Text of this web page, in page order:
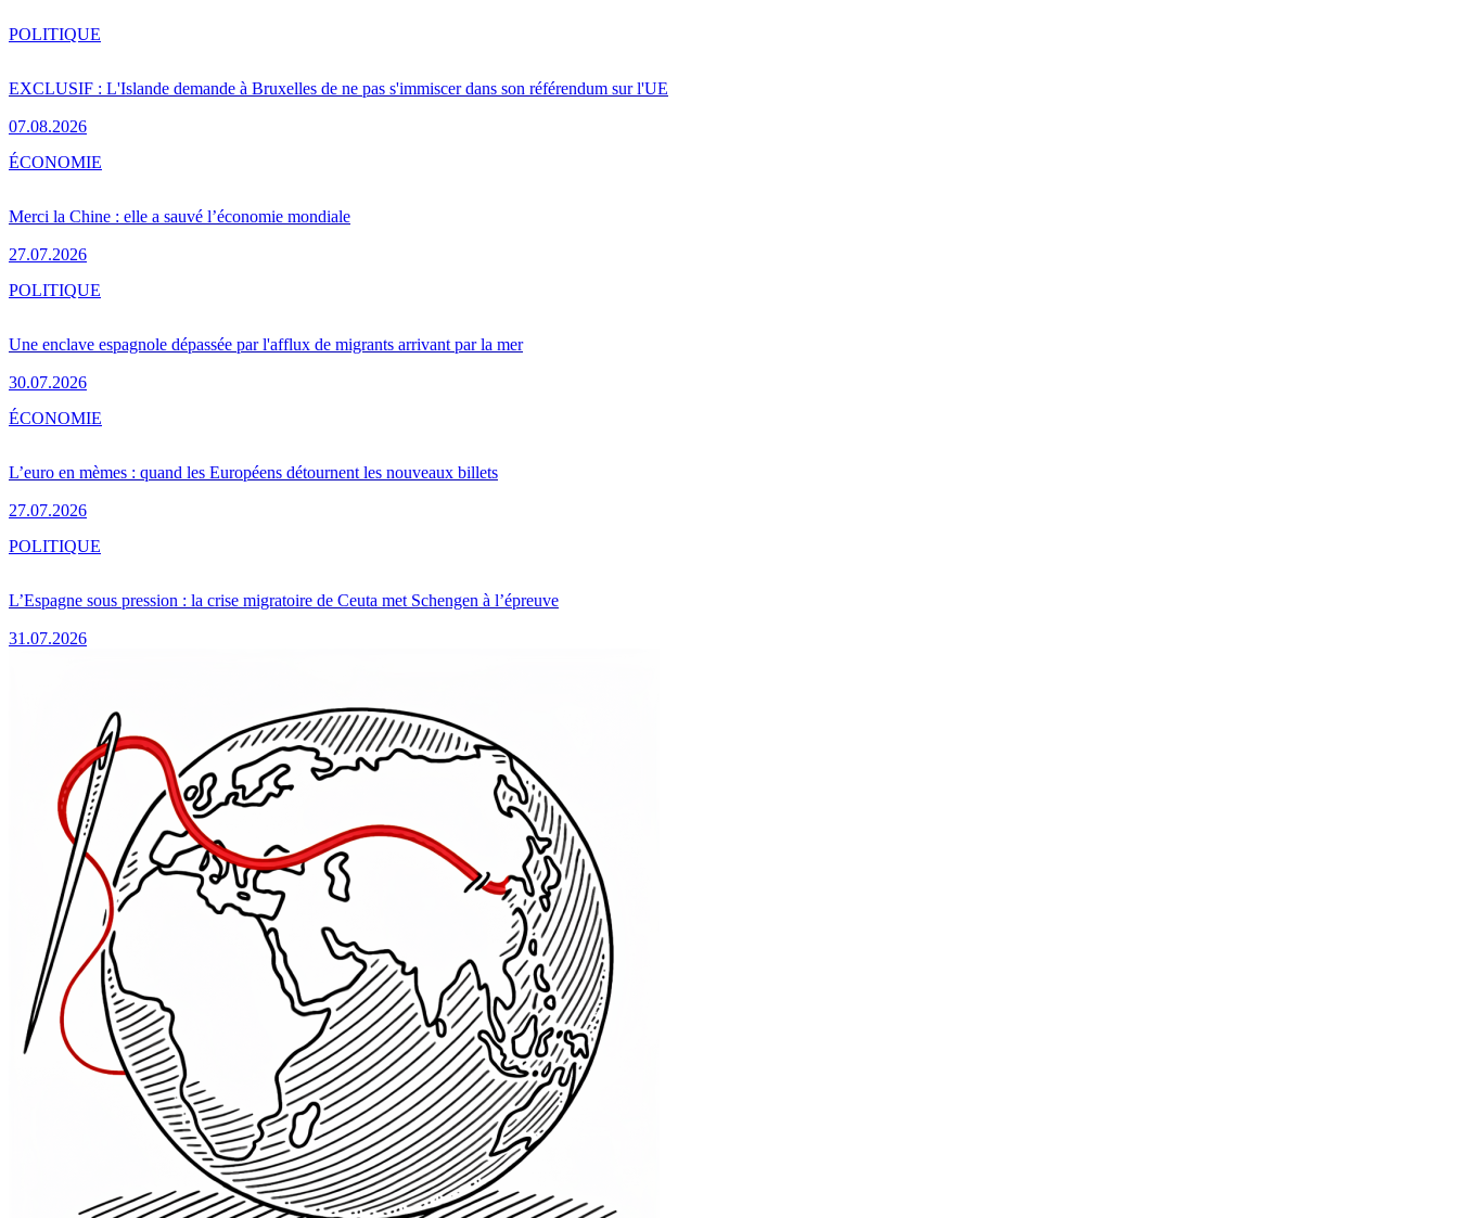
EXCLUSIF : L'Islande demande à Bruxelles de ne pas s'immiscer dans son référendum sur l'UE
07.08.2026
POLITIQUE
Merci la Chine : elle a sauvé l’économie mondiale
27.07.2026
ÉCONOMIE
Une enclave espagnole dépassée par l'afflux de migrants arrivant par la mer
30.07.2026
POLITIQUE
L’euro en mèmes : quand les Européens détournent les nouveaux billets
27.07.2026
ÉCONOMIE
L’Espagne sous pression : la crise migratoire de Ceuta met Schengen à l’épreuve
31.07.2026
POLITIQUE